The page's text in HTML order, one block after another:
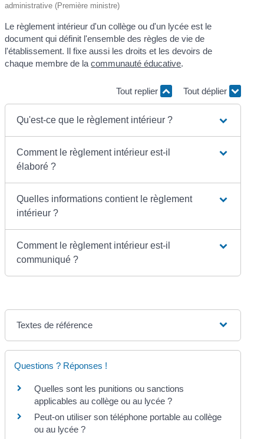
administrative (Première ministre)
Le règlement intérieur d'un collège ou d'un lycée est le
document qui définit l'ensemble des règles de vie de
l'établissement. Il fixe aussi les droits et les devoirs de
chaque membre de lacommunauté éducative.
Tout replier Tout déplier
Qu'est-ce que le règlement intérieur ?
Comment le règlement intérieur est-il
élaboré ?
Quelles informations contient le règlement
intérieur ?
Comment le règlement intérieur est-il
communiqué ?
Textes de référence
Questions ? Réponses !
Quelles sont les punitions ou sanctions
applicables au collège ou au lycée ?
Peut-on utiliser son téléphone portable au collège
ou au lycée ?